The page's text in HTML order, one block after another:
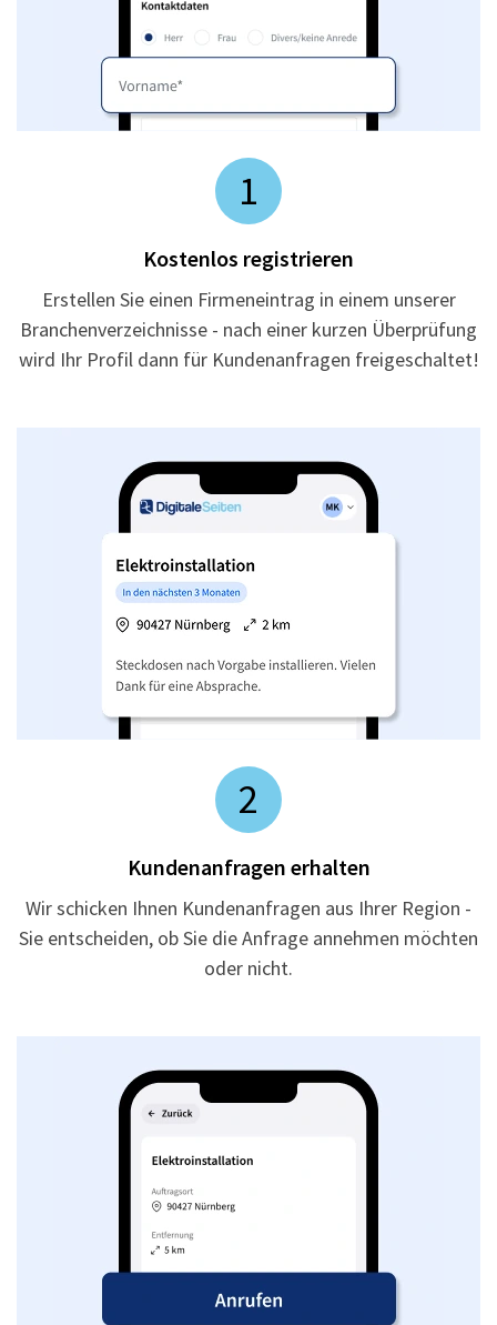
1
Kostenlos registrieren
Erstellen Sie einen Firmeneintrag in einem unserer
Branchenverzeichnisse - nach einer kurzen Überprüfung
wird Ihr Profil dann für Kundenanfragen freigeschaltet!
2
Kundenanfragen erhalten
Wir schicken Ihnen Kundenanfragen aus Ihrer Region -
Sie entscheiden, ob Sie die Anfrage annehmen möchten
oder nicht.